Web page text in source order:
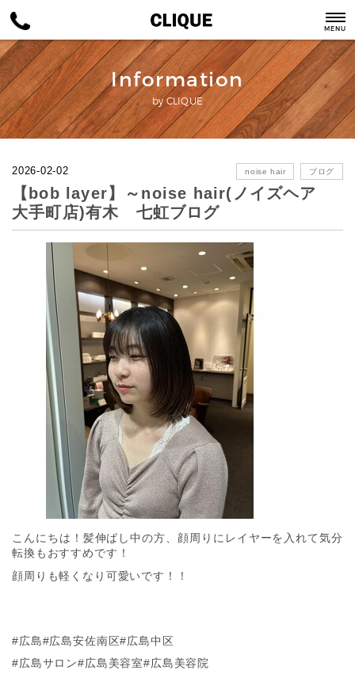
MENU
Information
by CLIQUE
2026-02-02 noise hair ブログ
【bob layer】～noise hair(ノイズヘア
大手町店)有木 七虹ブログ
こんにちは！髪伸ばし中の方、顔周りにレイヤーを入れて気分
転換もおすすめです！
顔周りも軽くなり可愛いです！！
#広島#広島安佐南区#広島中区
#広島サロン#広島美容室#広島美容院